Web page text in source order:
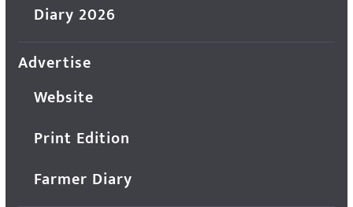
Diary 2026
Advertise
Website
Print Edition
Farmer Diary